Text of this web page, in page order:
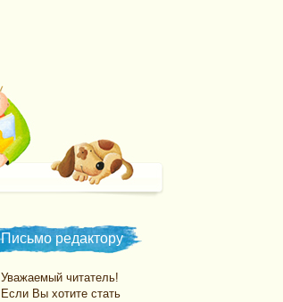
Письмо редактору
Уважаемый читатель!
Если Вы хотите стать